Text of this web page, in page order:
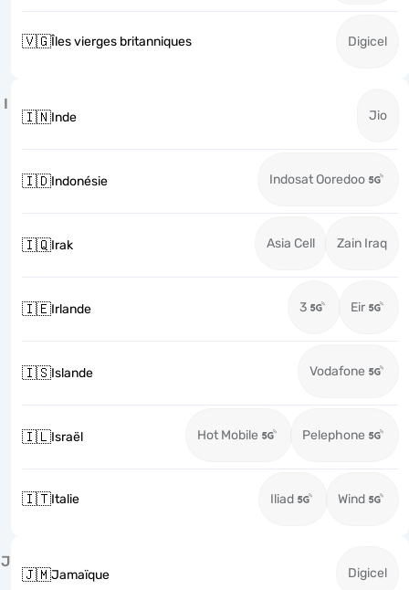
🇻🇬Îles vierges britanniques Digicel
I
🇮🇳Inde Jio
🇮🇩Indonésie Indosat Ooredoo
🇮🇶Irak Asia Cell Zain Iraq
🇮🇪Irlande 3 Eir
🇮🇸Islande Vodafone
🇮🇱Israël Hot Mobile Pelephone
🇮🇹Italie Iliad Wind
J
🇯🇲Jamaïque Digicel